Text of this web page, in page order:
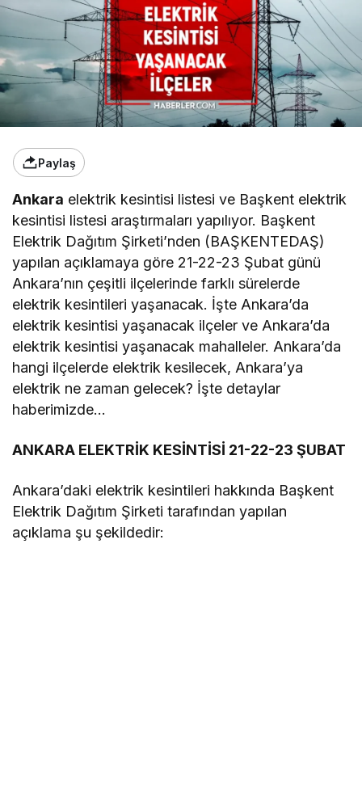
Paylaş
Ankara elektrik kesintisi listesi ve Başkent elektrik
kesintisi listesi araştırmaları yapılıyor. Başkent
Elektrik Dağıtım Şirketi’nden (BAŞKENTEDAŞ)
yapılan açıklamaya göre 21-22-23 Şubat günü
Ankara’nın çeşitli ilçelerinde farklı sürelerde
elektrik kesintileri yaşanacak. İşte Ankara’da
elektrik kesintisi yaşanacak ilçeler ve Ankara’da
elektrik kesintisi yaşanacak mahalleler. Ankara’da
hangi ilçelerde elektrik kesilecek, Ankara’ya
elektrik ne zaman gelecek? İşte detaylar
haberimizde…
ANKARA ELEKTRİK KESİNTİSİ 21-22-23 ŞUBAT
Ankara’daki elektrik kesintileri hakkında Başkent
Elektrik Dağıtım Şirketi tarafından yapılan
açıklama şu şekildedir: